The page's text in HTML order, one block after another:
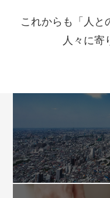
これからも「人と
人々に寄